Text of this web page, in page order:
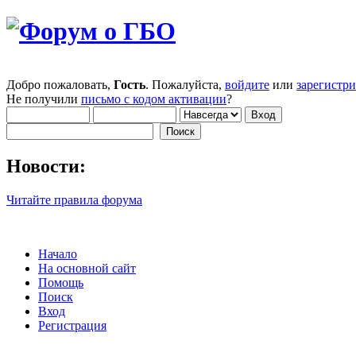
Добро пожаловать, Гость. Пожалуйста, войдите или
Не получили письмо с кодом активации?
Новости:
Читайте правила форума
Начало
На основной сайт
Помощь
Поиск
Вход
Регистрация